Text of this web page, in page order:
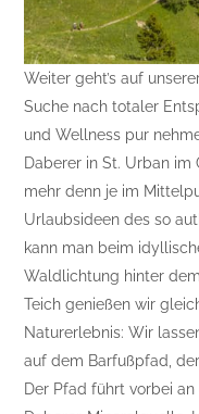
Weiter geht’s auf
Suche nach totaler
und Wellness pur
Daberer in St. Urban
mehr denn je im
Urlaubsideen des so
kann man beim
Waldlichtung hinter
Teich genießen wir
Naturerlebnis: Wir
auf dem Barfußpfad,
Der Pfad führt vorbei